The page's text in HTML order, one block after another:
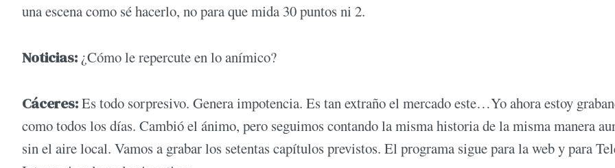
una escena como sé hacerlo, no para que mida 30 puntos ni 2.
Noticias: ¿Cómo le repercute en lo anímico?
Cáceres:Es todo sorpresivo. Genera impotencia. Es tan extraño el mercado este…Yo ahora estoy
como todos los días. Cambió el ánimo, pero seguimos contando la misma historia de la misma manera
sin el aire local. Vamos a grabar los setentas capítulos previstos. El programa sigue para la web y para